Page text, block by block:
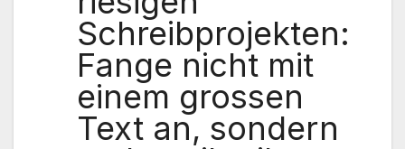
Schreibprojekten:
Fange nicht mit
einem grossen
Text an, sondern